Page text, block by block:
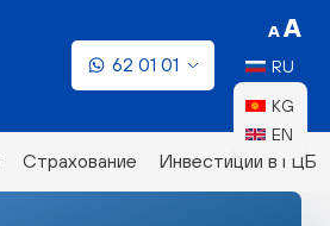
RU
KG
EN
Страхование Инвестиции в ГЦБ
62 01 01